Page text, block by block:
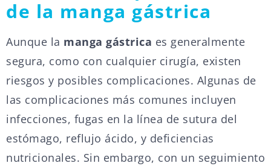
de la manga gástrica
Aunque la manga gástrica es generalmente
segura, como con cualquier cirugía, existen
riesgos y posibles complicaciones. Algunas de
las complicaciones más comunes incluyen
infecciones, fugas en la línea de sutura del
estómago, reflujo ácido, y deficiencias
nutricionales. Sin embargo, con un seguimiento